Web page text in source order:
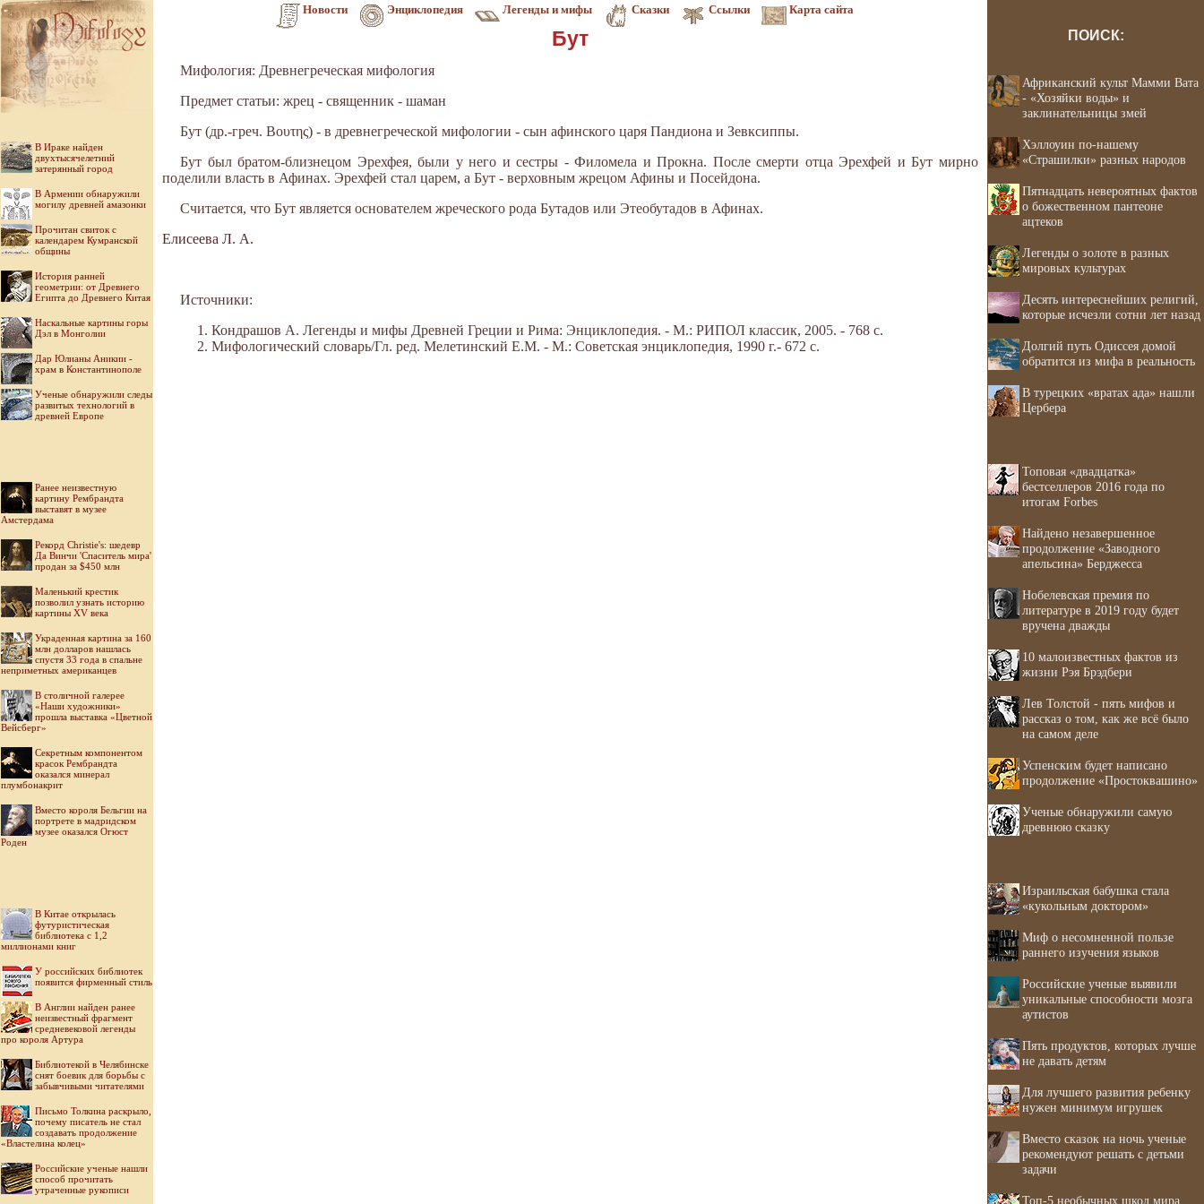
Новости Энциклопедия Легенды и мифы Сказки Ссылки Карта сайта
В Ираке найден
двухтысячелетний
затерянный город
В Армении обнаружили
могилу древней амазонки
Прочитан свиток с
календарем Кумранской
общины
История ранней
геометрии: от Древнего
Египта до Древнего Китая
Наскальные картины горы
Дэл в Монголии
Дар Юлианы Аникии -
храм в Константинополе
Ученые обнаружили следы
развитых технологий в
древней Европе
Ранее неизвестную
картину Рембрандта
выставят в музее
Амстердама
Рекорд Christie's: шедевр
Да Винчи 'Спаситель мира'
продан за $450 млн
Маленький крестик
позволил узнать историю
картины XV века
Украденная картина за 160
млн долларов нашлась
спустя 33 года в спальне
неприметных американцев
В столичной галерее
«Наши художники»
прошла выставка «Цветной
Вейсберг»
Секретным компонентом
красок Рембрандта
оказался минерал
плумбонакрит
Вместо короля Бельгии на
портрете в мадридском
музее оказался Огюст
Роден
В Китае открылась
футуристическая
библиотека с 1,2
миллионами книг
У российских библиотек
появится фирменный стиль
В Англии найден ранее
неизвестный фрагмент
средневековой легенды
про короля Артура
Библиотекой в Челябинске
снят боевик для борьбы с
забывчивыми читателями
Письмо Толкина раскрыло,
почему писатель не стал
создавать продолжение
«Властелина колец»
Российские ученые нашли
способ прочитать
утраченные рукописи
Бут
Мифология: Древнегреческая мифология
Предмет статьи: жрец - священник - шаман
Бут (др.-греч. Βουτης) - в древнегреческой мифологии - сын афинского царя Пандиона и Зевксиппы.
Бут был братом-близнецом Эрехфея, были у него и сестры - Филомела и Прокна. После смерти отца Эрехфей и Бут мирно
поделили власть в Афинах. Эрехфей стал царем, а Бут - верховным жрецом Афины и Посейдона.
Считается, что Бут является основателем жреческого рода Бутадов или Этеобутадов в Афинах.
Елисеева Л. А.
Источники:
Кондрашов А. Легенды и мифы Древней Греции и Рима: Энциклопедия. - М.: РИПОЛ классик, 2005. - 768 с.
Мифологический словарь/Гл. ред. Мелетинский Е.М. - М.: Советская энциклопедия, 1990 г.- 672 с.
ПОИСК:
Африканский культ Мамми Вата
- «Хозяйки воды» и
заклинательницы змей
Хэллоуин по-нашему
«Страшилки» разных народов
Пятнадцать невероятных фактов
о божественном пантеоне
ацтеков
Легенды о золоте в разных
мировых культурах
Десять интереснейших религий,
которые исчезли сотни лет назад
Долгий путь Одиссея домой
обратится из мифа в реальность
В турецких «вратах ада» нашли
Цербера
Топовая «двадцатка»
бестселлеров 2016 года по
итогам Forbes
Найдено незавершенное
продолжение «Заводного
апельсина» Берджесса
Нобелевская премия по
литературе в 2019 году будет
вручена дважды
10 малоизвестных фактов из
жизни Рэя Брэдбери
Лев Толстой - пять мифов и
рассказ о том, как же всё было
на самом деле
Успенским будет написано
продолжение «Простоквашино»
Ученые обнаружили самую
древнюю сказку
Израильская бабушка стала
«кукольным доктором»
Миф о несомненной пользе
раннего изучения языков
Российские ученые выявили
уникальные способности мозга
аутистов
Пять продуктов, которых лучше
не давать детям
Для лучшего развития ребенку
нужен минимум игрушек
Вместо сказок на ночь ученые
рекомендуют решать с детьми
задачи
Топ-5 необычных школ мира